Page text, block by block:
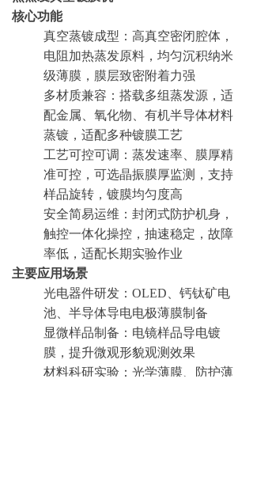
核心功能
真空蒸镀成型：高真空密闭腔体，
电阻加热蒸发原料，均匀沉积纳米
级薄膜，膜层致密附着力强
多材质兼容：搭载多组蒸发源，适
配金属、氧化物、有机半导体材料
蒸镀，适配多种镀膜工艺
工艺可控可调：蒸发速率、膜厚精
准可控，可选晶振膜厚监测，支持
样品旋转，镀膜均匀度高
安全简易运维：封闭式防护机身，
触控一体化操控，抽速稳定，故障
率低，适配长期实验作业
主要应用场景
光电器件研发：OLED、钙钛矿电
池、半导体导电电极薄膜制备
显微样品制备：电镜样品导电镀
膜，提升微观形貌观测效果
材料科研实验：光学薄膜、防护薄